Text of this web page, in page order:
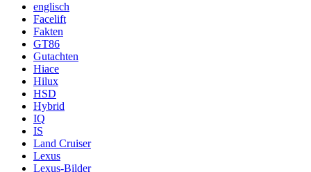
englisch
Facelift
Fakten
GT86
Gutachten
Hiace
Hilux
HSD
Hybrid
IQ
IS
Land Cruiser
Lexus
Lexus-Bilder